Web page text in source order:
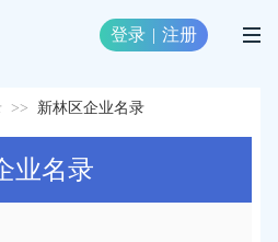
登录 | 注册
>> 新林区企业名录
业名录